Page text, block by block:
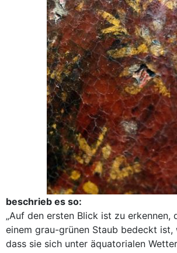
beschrieb es so:
„Auf den ersten Blick ist zu erkennen,
einem grau-grünen Staub bedeckt ist,
dass sie sich unter äquatorialen